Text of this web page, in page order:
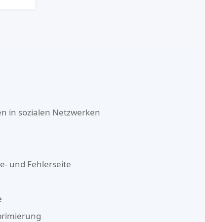
in sozialen Netzwerken
und Fehlerseite